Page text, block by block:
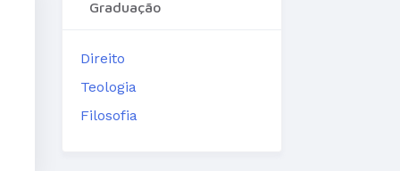
Graduação
Direito
Teologia
Filosofia